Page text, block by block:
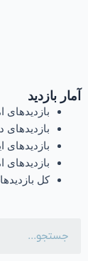
آمار بازدید
بازدیدهای
بازدیدهای
بازدیدهای
بازدیدهای
کل